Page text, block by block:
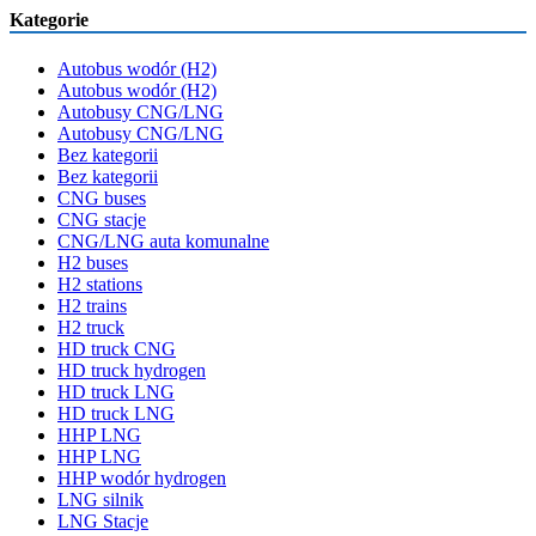
Kategorie
Autobus wodór (H2)
Autobus wodór (H2)
Autobusy CNG/LNG
Autobusy CNG/LNG
Bez kategorii
Bez kategorii
CNG buses
CNG stacje
CNG/LNG auta komunalne
H2 buses
H2 stations
H2 trains
H2 truck
HD truck CNG
HD truck hydrogen
HD truck LNG
HD truck LNG
HHP LNG
HHP LNG
HHP wodór hydrogen
LNG silnik
LNG Stacje